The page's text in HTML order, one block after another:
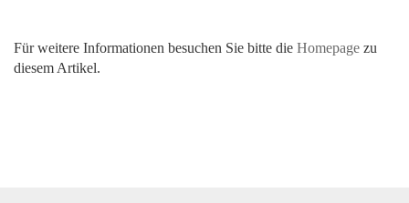
Für weitere Informationen besuchen Sie bitte die Homepage zu
diesem Artikel.